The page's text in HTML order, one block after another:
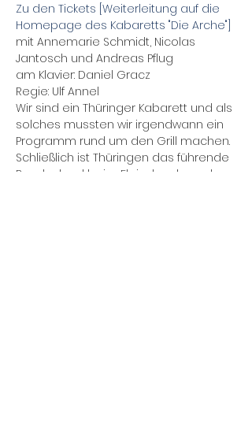
Zu den Tickets [Weiterleitung auf die
Homepage des Kabaretts "Die Arche"]
mit Annemarie Schmidt, Nicolas
Jantosch und Andreas Pflug
am Klavier: Daniel Gracz
Regie: Ulf Annel
Wir sind ein Thüringer Kabarett und als
solches mussten wir irgendwann ein
Programm rund um den Grill machen.
Schließlich ist Thüringen das führende
Bundesland beim Fleischverbrauch.